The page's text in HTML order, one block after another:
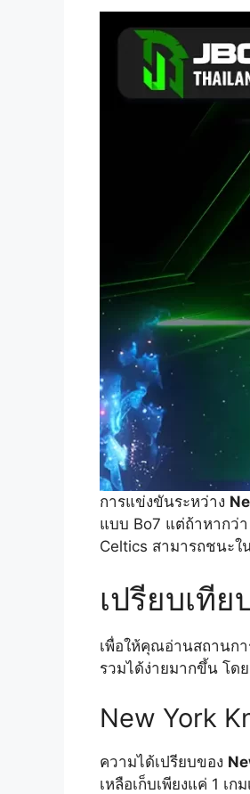
การแข่งขันระหว่าง
แบบ Bo7 แต่ถ้าหากว่
Celtics สามารถชนะใ
เปรียบเที
เพื่อให้คุณอ่านสถานกา
รวมได้ง่ายมากขึ้น โด
New York
ความได้เปรียบของ
เหลือเก็บเพียงแค่ 1 เ